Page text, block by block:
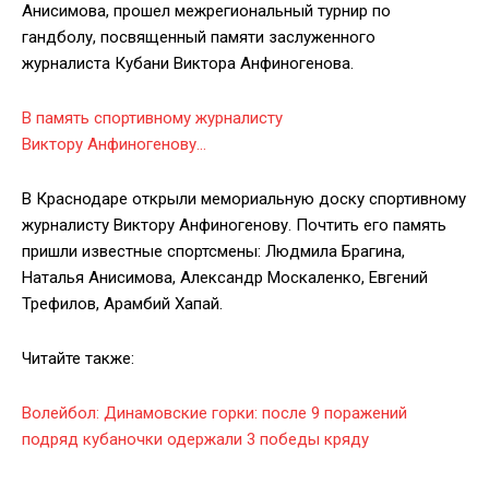
Анисимова, прошел межрегиональный турнир по
гандболу, посвященный памяти заслуженного
журналиста Кубани Виктора Анфиногенова.
В память спортивному журналисту
Виктору Анфиногенову…
В Краснодаре открыли мемориальную доску спортивному
журналисту Виктору Анфиногенову. Почтить его память
пришли известные спортсмены: Людмила Брагина,
Наталья Анисимова, Александр Москаленко, Евгений
Трефилов, Арамбий Хапай.
Читайте также:
Волейбол: Динамовские горки: после 9 поражений
подряд кубаночки одержали 3 победы кряду